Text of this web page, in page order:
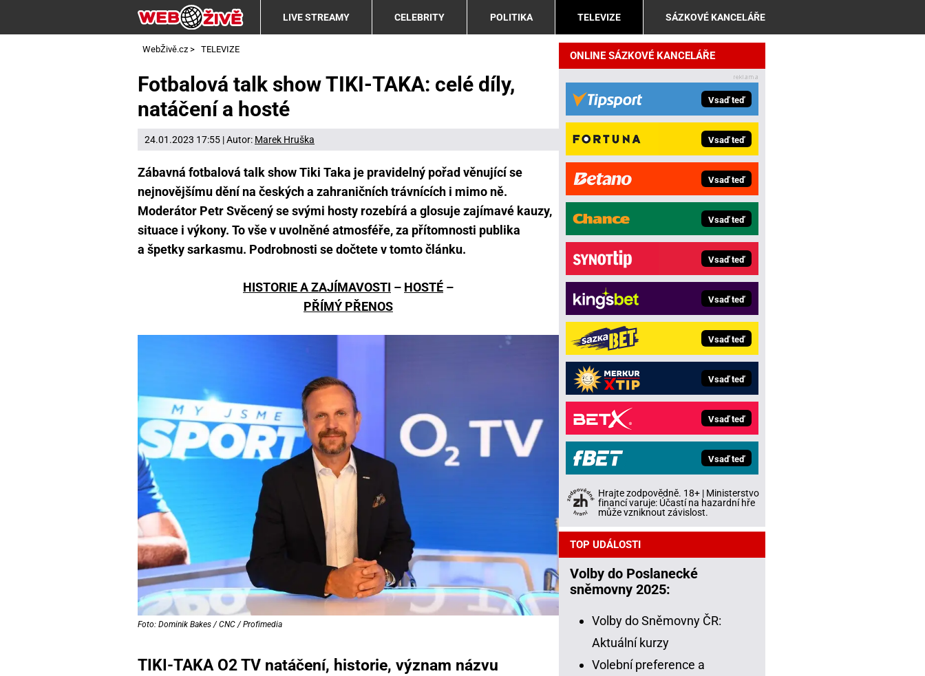
LIVE STREAMY CELEBRITY POLITIKA TELEVIZE SÁZKOVÉ KANCELÁŘE
WebŽivě.cz > TELEVIZE
Fotbalová talk show TIKI-TAKA: celé díly,
natáčení a hosté
24.01.2023 17:55 | Autor: Marek Hruška
Zábavná fotbalová talk show Tiki Taka je pravidelný pořad věnující se
nejnovějšímu dění na českých a zahraničních trávnících i mimo ně.
Moderátor Petr Svěcený se svými hosty rozebírá a glosuje zajímavé kauzy,
situace i výkony. To vše v uvolněné atmosféře, za přítomnosti publika
a špetky sarkasmu. Podrobnosti se dočtete v tomto článku.
HISTORIE A ZAJÍMAVOSTI – HOSTÉ –
PŘÍMÝ PŘENOS
Foto: Dominik Bakes / CNC / Profimedia
TIKI-TAKA O2 TV natáčení, historie, význam názvu
ONLINE SÁZKOVÉ KANCELÁŘE
Vsaď teď
Vsaď teď
Vsaď teď
Vsaď teď
Vsaď teď
Vsaď teď
Vsaď teď
Vsaď teď
Vsaď teď
Vsaď teď
Hrajte zodpovědně. 18+ | Ministerstvo
financí varuje: Účastí na hazardní hře
může vzniknout závislost.
TOP UDÁLOSTI
Volby do Poslanecké
sněmovny 2025:
Volby do Sněmovny ČR:
Aktuální kurzy
Volební preference a